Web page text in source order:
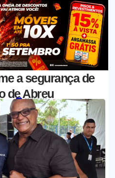
a segurança de
de Abreu
23/05/2026